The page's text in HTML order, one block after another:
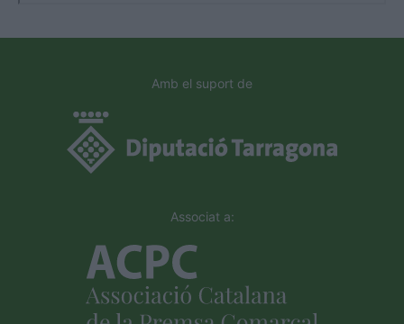
Amb el suport de
Associat a: